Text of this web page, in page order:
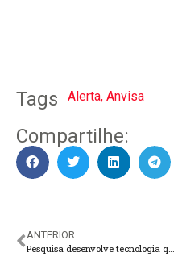
Tags Alerta, Anvisa
Compartilhe:
ANTERIOR